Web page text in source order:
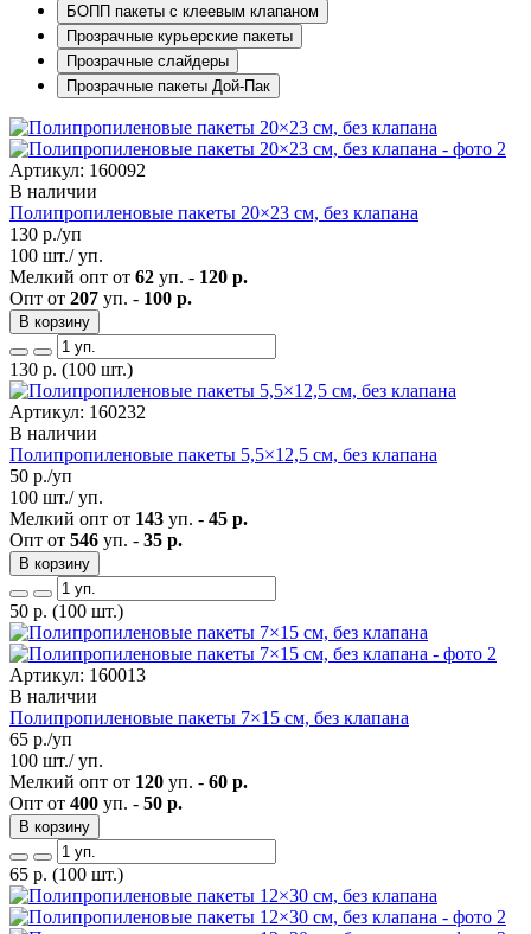
БОПП пакеты с клеевым клапаном
Прозрачные курьерские пакеты
Прозрачные слайдеры
Прозрачные пакеты Дой-Пак
Артикул: 160092
В наличии
Полипропиленовые пакеты 20×23 см, без клапана
130 р./уп
100 шт./ уп.
Мелкий опт от 62 уп. - 120 р.
Опт от 207 уп. - 100 р.
В корзину
130 р. (100 шт.)
Артикул: 160232
В наличии
Полипропиленовые пакеты 5,5×12,5 см, без клапана
50 р./уп
100 шт./ уп.
Мелкий опт от 143 уп. - 45 р.
Опт от 546 уп. - 35 р.
В корзину
50 р. (100 шт.)
Артикул: 160013
В наличии
Полипропиленовые пакеты 7×15 см, без клапана
65 р./уп
100 шт./ уп.
Мелкий опт от 120 уп. - 60 р.
Опт от 400 уп. - 50 р.
В корзину
65 р. (100 шт.)